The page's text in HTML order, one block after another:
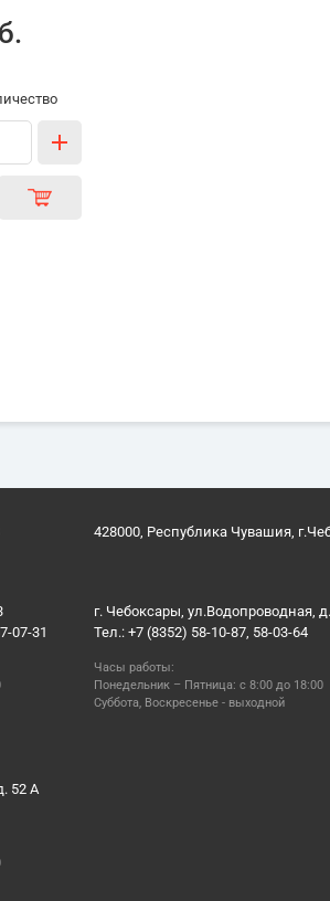
428000, Республика Чувашия,
07-31
г. Чебоксары, ул.Водопроводная,
Тел.: +7 (8352) 58-10-87, 58-03-64
Часы работы:
Понедельник – Пятница: с 8:00 до 18:00
Суббота, Воскресенье - выходной
52 А